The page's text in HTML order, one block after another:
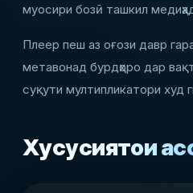
муосири бозӣ ташкил
Плеер пеш аз оғози давр
метавонад бурдҳоро дар
суқути мултипликатори худ
Хусусиятҳои